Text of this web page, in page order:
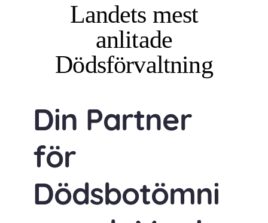
Landets mest
anlitade
Dödsförvaltning
Din Partner
för
Dödsbotömni